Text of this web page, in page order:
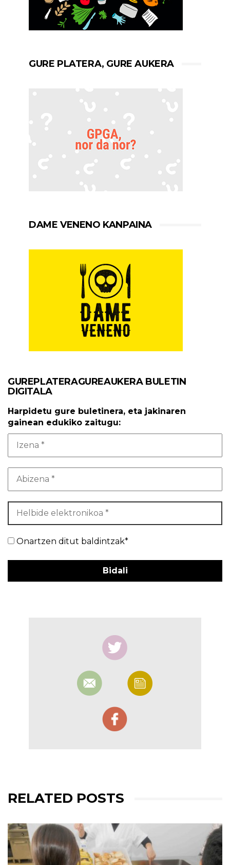
GURE PLATERA, GURE AUKERA
DAME VENENO KANPAINA
GUREPLATERAGUREAUKERA BULETIN
DIGITALA
Harpidetu gure buletinera, eta jakinaren
gainean edukiko zaitugu:
Onartzen ditut baldintzak*
RELATED POSTS